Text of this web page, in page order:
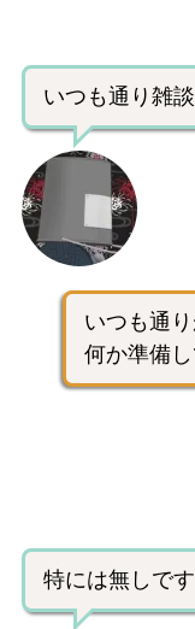
いつも通り雑
いつも通
何か準備
特には無しです